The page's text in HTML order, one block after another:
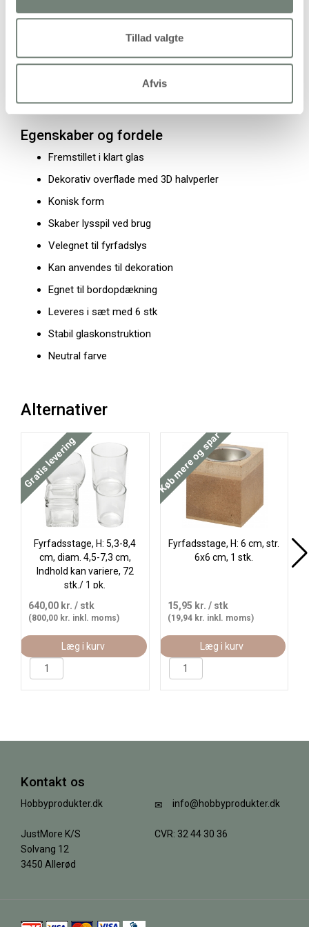
Tillad valgte
Afvis
Rumindhold: 100 ml
Egenskaber og fordele
Fremstillet i klart glas
Dekorativ overflade med 3D halvperler
Konisk form
Skaber lysspil ved brug
Velegnet til fyrfadslys
Kan anvendes til dekoration
Egnet til bordopdækning
Leveres i sæt med 6 stk
Stabil glaskonstruktion
Neutral farve
Alternativer
Køb mere og spar
Gratis levering
Fyrfadsstage, H: 5,3-8,4
cm, diam. 4,5-7,3 cm,
Indhold kan variere, 72
stk./ 1 pk.
640,00 kr. / stk
(800,00 kr. inkl. moms)
Læg i kurv
Køb mere og spar
Fyrfadsstage, H: 6 cm, str.
6x6 cm, 1 stk.
15,95 kr. / stk
(19,94 kr. inkl. moms)
Læg i kurv
Kontakt os
Hobbyprodukter.dk
JustMore K/S
Solvang 12
3450 Allerød
info@hobbyprodukter.dk
CVR: 32 44 30 36